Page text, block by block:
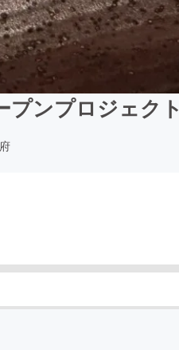
プンプロジェクト